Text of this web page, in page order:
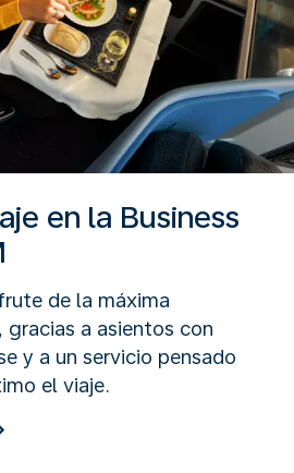
en la Business
de la máxima
gracias a asientos con
y a un servicio pensado
el viaje.